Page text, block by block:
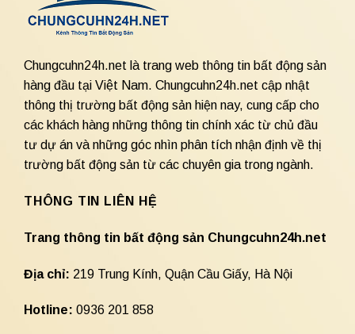
Chungcuhn24h.net là trang web thông tin bất động sản
hàng đầu tại Việt Nam. Chungcuhn24h.net cập nhật
thông thị trường bất động sản hiện nay, cung cấp cho
các khách hàng những thông tin chính xác từ chủ đầu
tư dự án và những góc nhìn phân tích nhận định về thị
trường bất động sản từ các chuyên gia trong ngành.
THÔNG TIN LIÊN HỆ
Trang thông tin bất động sản Chungcuhn24h.net
Địa chỉ: 219 Trung Kính, Quận Cầu Giấy, Hà Nội
Hotline: 0936 201 858